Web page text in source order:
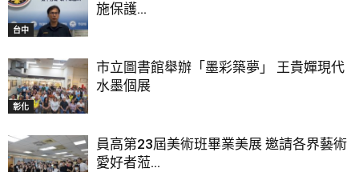
台中
施保護...
彰化
市立圖書館舉辦「墨彩築夢」 王貴嬋現代
水墨個展
員高第23屆美術班畢業美展 邀請各界藝術
愛好者蒞...